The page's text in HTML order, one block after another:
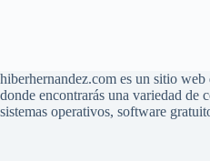
hiberhernandez.com es un sitio
donde encontrarás una variedad de
sistemas operativos, software